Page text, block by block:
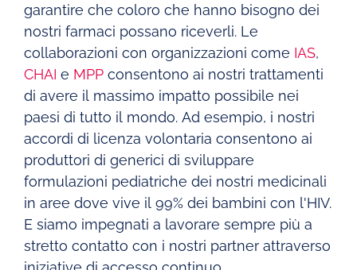
garantire che coloro che hanno bisogno dei
nostri farmaci possano riceverli. Le
collaborazioni con organizzazioni come IAS,
CHAI e MPP consentono ai nostri trattamenti
di avere il massimo impatto possibile nei
paesi di tutto il mondo. Ad esempio, i nostri
accordi di licenza volontaria consentono ai
produttori di generici di sviluppare
formulazioni pediatriche dei nostri medicinali
in aree dove vive il 99% dei bambini con l'HIV.
E siamo impegnati a lavorare sempre più a
stretto contatto con i nostri partner attraverso